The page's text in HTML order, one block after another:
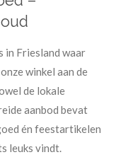
in Friesland waar
winkel aan de
de lokale
aanbod bevat
én feestartikelen
leuks vindt.